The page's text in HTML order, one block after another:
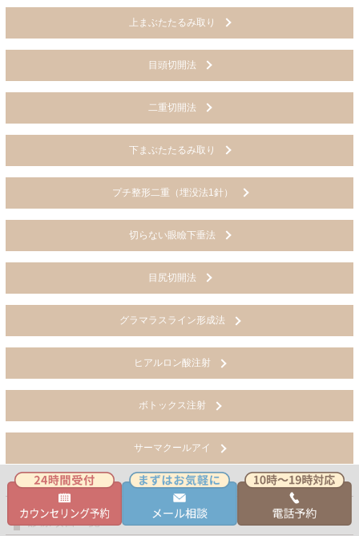
上まぶたたるみ取り
目頭切開法
二重切開法
下まぶたたるみ取り
プチ整形二重（埋没法1針）
切らない眼瞼下垂法
目尻切開法
グラマラスライン形成法
ヒアルロン酸注射
ボトックス注射
サーマクールアイ
診療項目一覧